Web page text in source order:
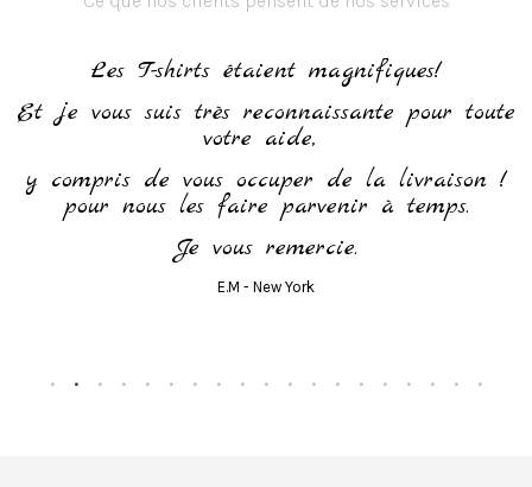
Les T-shirts étaient magnifiques!
Et je vous suis très reconnaissante pour toute
votre aide,
y compris de vous occuper de la livraison !
pour nous les faire parvenir à temps.
Je vous remercie.
E.M - New York